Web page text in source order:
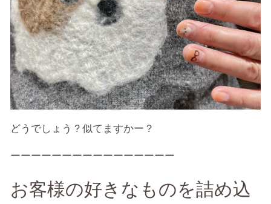
どうでしょう？似てますかー？
ーーーーーーーーーーーーーーーー
お客様の好きなものを詰め込